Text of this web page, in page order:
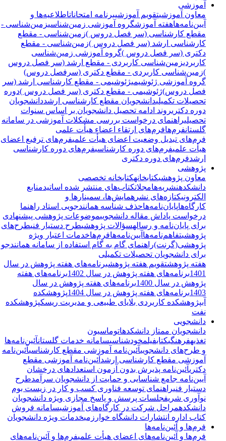
آموزشی
معاون آموزشیتقویم آموزشیبرنامه امتحاناتاطلاعیه‌ها و
آیین‌نامه‌هاهفته آموزشگروه آموزشی زمین‌شناسیزمین‌شناسی -
مقطع کارشناسی (سر فصل دروس ) زمین‌شناسی - مقطع
کارشناسی ارشد (سر فصل دروس ) زمین‌شناسی - مقطع
دکتری (سر فصل دروس ) گروه آموزشی زمین‌شناسی
کاربردیزمین‌شناسی کاربردی - مقطع ارشد (سر فصل دروس
زمین‌شناسی کاربردی - مقطع دکتری (سرفصل دروس)
گروه آموزشی ژئوشیمیژئوشیمی - مقطع کارشناسی ارشد (سر
فصل دروس) ژئوشیمی - مقطع دکتری (سر فصل دروس ) دوره
تحصیلات تکمیلیدانشجویان مقطع کارشناسی ارشددانشجویان
دوره دکتریروند ادامه تحصیل دانشجویان بر اساس سنوات
تحصیلیراهنمای درخواست بررسی مشکلات آموزشی در سامانه
گلستانفرم‌هافرم‌های ارتقاء اعضاء هیأت علمی
فرم‌های تبدیل وضعیت اعضای هیأت علمیفرم‌های ترفیع اعضای
هیأت علمیفرم‌های دوره کارشناسیفرم‌های دوره کارشناسی
ارشدفرم‌های دوره دکتری
پژوهشی
معاون پژوهشیکتابخانهکتابخانه تخصصی
دانشکدهنشریه‌هامجلاتکتاب‌های منتشر شده اساتیدمنابع
الکترونیکتازه‌های نشرهمایش‌ها، سمینارها و
کارگاه‌هاپایان‌نامه‌هاحذف شناسه همانندجویی استاد راهنما
درخواست پاداش مقاله دانشجوییموضوعات پژوهشی پیشنهادی
برای پایان‌نامه و رسالهسؤالات پژوهشیطرح دستیار فنیطرح‌های
پژوهشیتفاهم‌نامه‌هاآیین‌نامه‌هافرم‌هاخدمات اعتبار ویژه
پژوهشی(گرنت)راهنمای گام به گام استفاده از سامانه همانندجو
برای دانشجویان تحصیلات تکمیلی
هفته پژوهشتقویم هفته پژوهشبرنامه‌های هفته پژوهش در سال
1401برنامه‌های هفته پژوهش در سال 1402
برنامه‌های هفته
پژوهش در سال 1400
برنامه‌های هفته پژوهش در سال
1403برنامه‌های هفته پژوهش در سال 1404
پژوهشکده
پژوهشکده کاربردی بلایای طبیعی و مدیریت ریسکپژوهشکده
نفت
دانشجویی
دانشجویان ممتاز دانشکدهاتوماسیون
تغذیهفرهنگیکتابفیلمخودشناسیسامانه خدمات گلستانآئین‌نامه‌ها
و طرح‌های دانشجوییآئین‌نامه آموزشی مقطع کارشناسیآئین‌نامه
آموزشی مقطع کارشناسی ارشدآئین‌نامه آموزشی مقطع
دکتریآئین‌نامه پذیرش بدون آزمون استعدادهای درخشان
آیین‌نامه جامع شناسایی و حمایت از دانشجویان سرآمدطرح
دستیار فنیراهنمای توسعه فناوری کسب و کار در زیست بوم
نوآوری شریفجلسات پرسش و پاسخ مجازی ویژه دانشجویان
دانشکدهمراحل شرکت در کارگاه‌های آموزشیسامانه فروش
کتاب اداره انتشارات دانشگاه خوارزمیخدمات ویژه دانشجویان
فرم‌ها و آئین‌نامه‌ها
فرم‌ها و آئین‌نامه‌های اعضای هیأت علمیفرم‌ها و آئین‌نامه‌های